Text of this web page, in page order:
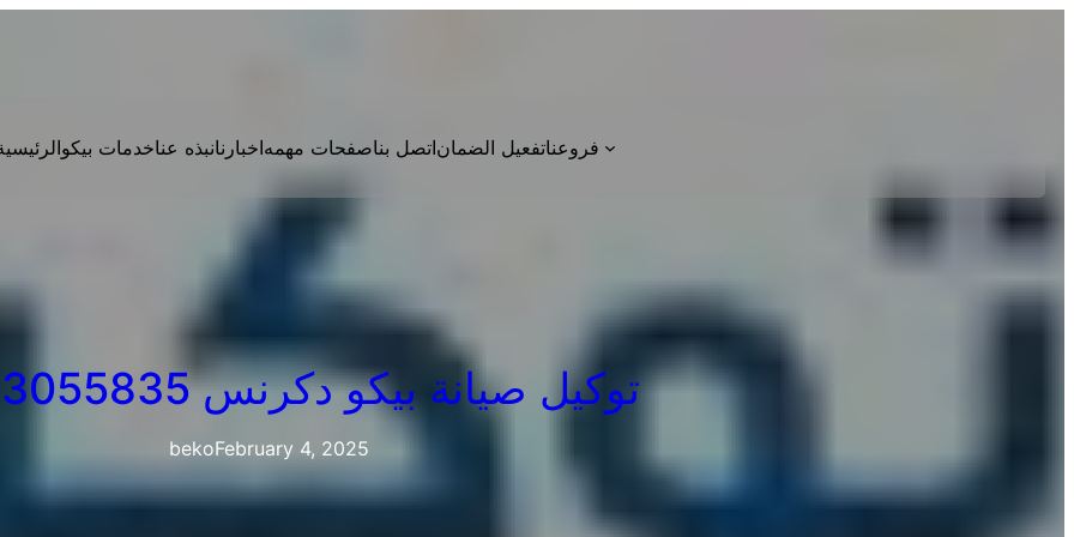
خدمات بيكونبذه عنااخبارناصفحات مهمهاتصل بناتفعيل الضمانفروعنا
توكيل صيانة بيكو دكرنس 01093055835
bekoFebruary 4, 2025